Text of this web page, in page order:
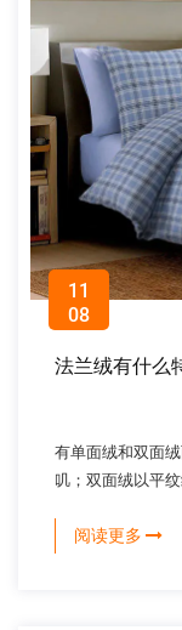
11
08
法兰绒有什么
有单面绒和双面
叽；双面绒以平
绒适用于妇女和
阅读更多